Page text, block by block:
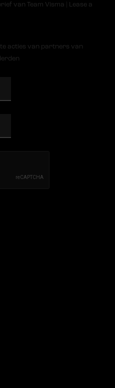
van Team Visma | Lease a
acties van partners van